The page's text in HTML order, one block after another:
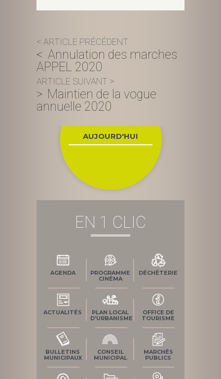
Navigation
de
l’article
Annulation des marches
APPEL 2020
Maintien de la vogue
annuelle 2020
AUJOURD'HUI
EN 1 CLIC
AGENDA
PROGRAMME
CINÉMA
DÉCHÈTERIE
ACTUALITÉS
PLAN LOCAL
D'URBANISME
OFFICE DE
TOURISME
BULLETINS
MUNICIPAUX
CONSEIL
MUNICIPAL
MARCHÉS
PUBLICS